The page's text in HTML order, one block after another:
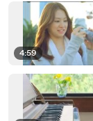
4:59